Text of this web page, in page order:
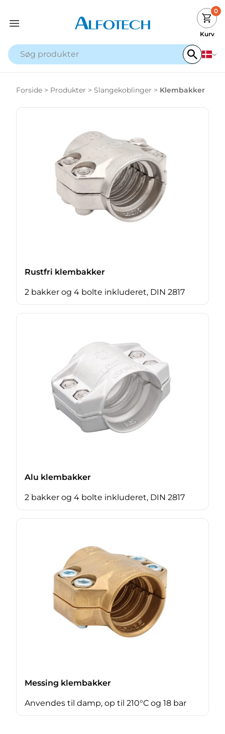
0
Kurv
Forside > Produkter > Slangekoblinger > Klembakker
Rustfri klembakker
2 bakker og 4 bolte inkluderet, DIN 2817
Alu klembakker
2 bakker og 4 bolte inkluderet, DIN 2817
Messing klembakker
Anvendes til damp, op til 210°C og 18 bar